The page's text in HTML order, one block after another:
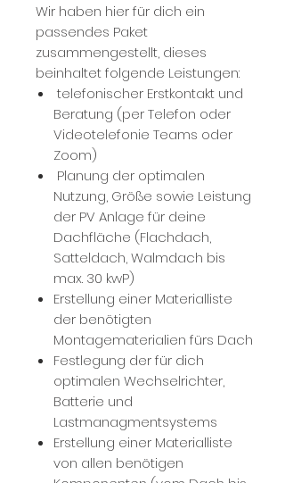
Wir haben hier für dich ein
passendes Paket
zusammengestellt, dieses
beinhaltet folgende Leistungen:
telefonischer Erstkontakt und
Beratung (per Telefon oder
Videotelefonie Teams oder
Zoom)
Planung der optimalen
Nutzung, Größe sowie Leistung
der PV Anlage für deine
Dachfläche (Flachdach,
Satteldach, Walmdach bis
max. 30 kwP)
Erstellung einer Materialliste
der benötigten
Montagematerialien fürs Dach
Festlegung der für dich
optimalen Wechselrichter,
Batterie und
Lastmanagmentsystems
Erstellung einer Materialliste
von allen benötigen